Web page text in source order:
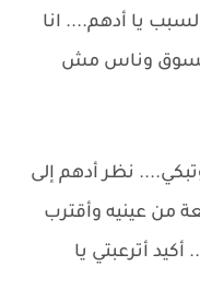
يا أدهم.... انا
السوق وناس مش
نظر أدهم إلى
من عينيه وأقترب
أترعبتي يا